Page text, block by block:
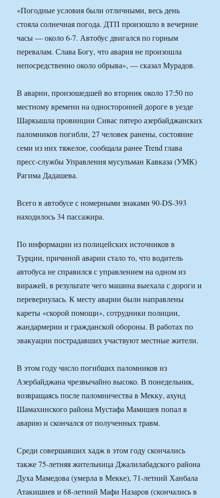
«Погодные условия были отличными, весь день
стояла солнечная погода. ДТП произошло в вечерние
часы — около 6-7. Автобус двигался по горным
перевалам. Слава Богу, что авария не произошла
непосредственно около обрыва», — сказал Мурадов.
В аварии, произошедшей во вторник около 17:50 по
местному времени на односторонней дороге в уезде
Шаркышла провинции Сивас пятеро азербайджанских
паломников погибли, 27 человек ранены, состояние
семи из них тяжелое, сообщала ранее Trend глава
пресс-службы Управления мусульман Кавказа (УМК)
Рагима Дадашева.
Всего в автобусе с номерными знаками 90-DS-393
находилось 34 пассажира.
По информации из полицейских источников в
Турции, причиной аварии стало то, что водитель
автобуса не справился с управлением на одном из
виражей, в результате чего машина выехала с дороги и
перевернулась. К месту аварии были направлены
кареты «скорой помощи», сотрудники полиции,
жандармерии и гражданской обороны. В работах по
эвакуации пострадавших участвуют местные жители.
В этом году число погибших паломников из
Азербайджана чрезвычайно высоко. В понедельник,
возвращаясь после паломничества в Мекку, ахунд
Шамахинского района Мустафа Мамишев попал в
аварию и скончался от полученных травм.
Среди совершавших хадж в этом году скончались
также 75-летняя жительница Джалилабадского района
Духа Мамедова (умерла в Мекке), 71-летний Ханбала
Атакишиев и 68-летний Мафи Назаров (скончались в